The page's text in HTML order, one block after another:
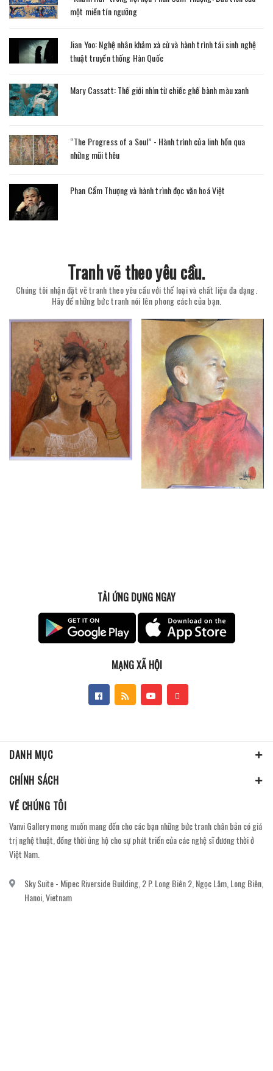
một miền tín ngưỡng
Jian Yoo: Nghệ nhân khảm xà cừ và hành trình tái sinh nghệ
thuật truyền thống Hàn Quốc
Mary Cassatt: Thế giới nhìn từ chiếc ghế bành màu xanh
“The Progress of a Soul” - Hành trình của linh hồn qua
những mũi thêu
Phan Cẩm Thượng và hành trình đọc văn hoá Việt
Tranh vẽ theo yêu cầu.
Chúng tôi nhận đặt vẽ tranh theo yêu cầu với thể loại và chất liệu đa dạng.
Hãy để những bức tranh nói lên phong cách của bạn.
TẢI ỨNG DỤNG NGAY
MẠNG XÃ HỘI
DANH MỤC
CHÍNH SÁCH
VỀ CHÚNG TÔI
Vanvi Gallery mong muốn mang đến cho các bạn những bức tranh chân bản có giá
trị nghệ thuật, đồng thời ủng hộ cho sự phát triển của các nghệ sĩ đương thời ở
Việt Nam.
Sky Suite - Mipec Riverside Building, 2 P. Long Biên 2, Ngọc Lâm, Long Biên,
Hanoi, Vietnam